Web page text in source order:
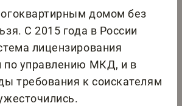
домом без
С 2015 года в России
лицензирования
по управлению МКД, и в
требования к соискателям